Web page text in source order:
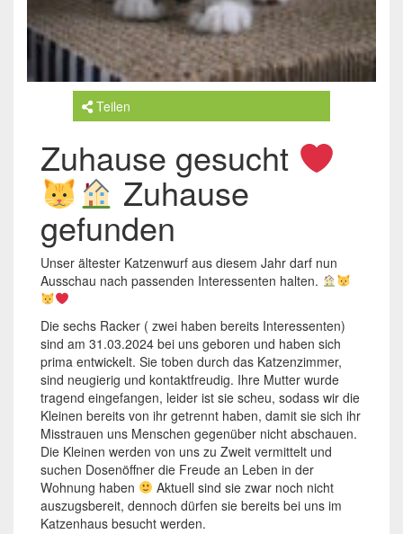
Teilen
Zuhause gesucht
Zuhause
gefunden
Unser ältester Katzenwurf aus diesem Jahr darf nun
Ausschau nach passenden Interessenten halten.
Die sechs Racker ( zwei haben bereits Interessenten)
sind am 31.03.2024 bei uns geboren und haben sich
prima entwickelt. Sie toben durch das Katzenzimmer,
sind neugierig und kontaktfreudig. Ihre Mutter wurde
tragend eingefangen, leider ist sie scheu, sodass wir die
Kleinen bereits von ihr getrennt haben, damit sie sich ihr
Misstrauen uns Menschen gegenüber nicht abschauen.
Die Kleinen werden von uns zu Zweit vermittelt und
suchen Dosenöffner die Freude an Leben in der
Wohnung haben
Aktuell sind sie zwar noch nicht
auszugsbereit, dennoch dürfen sie bereits bei uns im
Katzenhaus besucht werden.